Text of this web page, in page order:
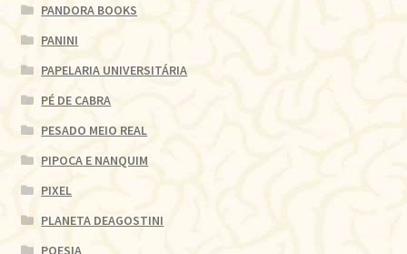
PANDORA BOOKS
PANINI
PAPELARIA UNIVERSITÁRIA
PÉ DE CABRA
PESADO MEIO REAL
PIPOCA E NANQUIM
PIXEL
PLANETA DEAGOSTINI
POESIA